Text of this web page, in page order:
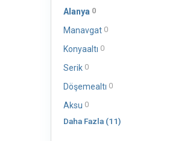
Alanya 0
Manavgat 0
Konyaaltı 0
Serik 0
Döşemealtı 0
Aksu 0
Daha Fazla (11)